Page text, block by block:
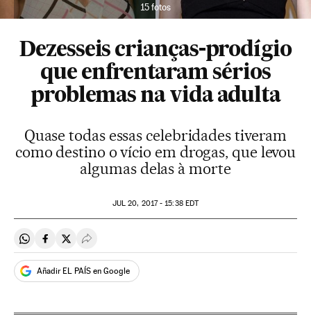
15 fotos
Dezesseis crianças-prodígio
que enfrentaram sérios
problemas na vida adulta
Quase todas essas celebridades tiveram
como destino o vício em drogas, que levou
algumas delas à morte
JUL 20, 2017 - 15:38EDT
Compartir en Whatsapp
Compartir en Facebook
Compartir en Twitter
Desplegar Redes Sociales
Añadir EL PAÍS en Google